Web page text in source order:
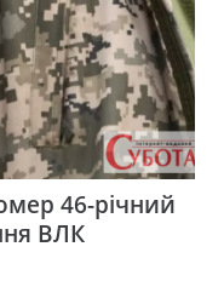
46-річний
ВЛК